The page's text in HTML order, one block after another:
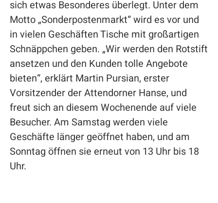
sich etwas Besonderes überlegt. Unter dem
Motto „Sonderpostenmarkt“ wird es vor und
in vielen Geschäften Tische mit großartigen
Schnäppchen geben. „Wir werden den Rotstift
ansetzen und den Kunden tolle Angebote
bieten“, erklärt Martin Pursian, erster
Vorsitzender der Attendorner Hanse, und
freut sich an diesem Wochenende auf viele
Besucher. Am Samstag werden viele
Geschäfte länger geöffnet haben, und am
Sonntag öffnen sie erneut von 13 Uhr bis 18
Uhr.